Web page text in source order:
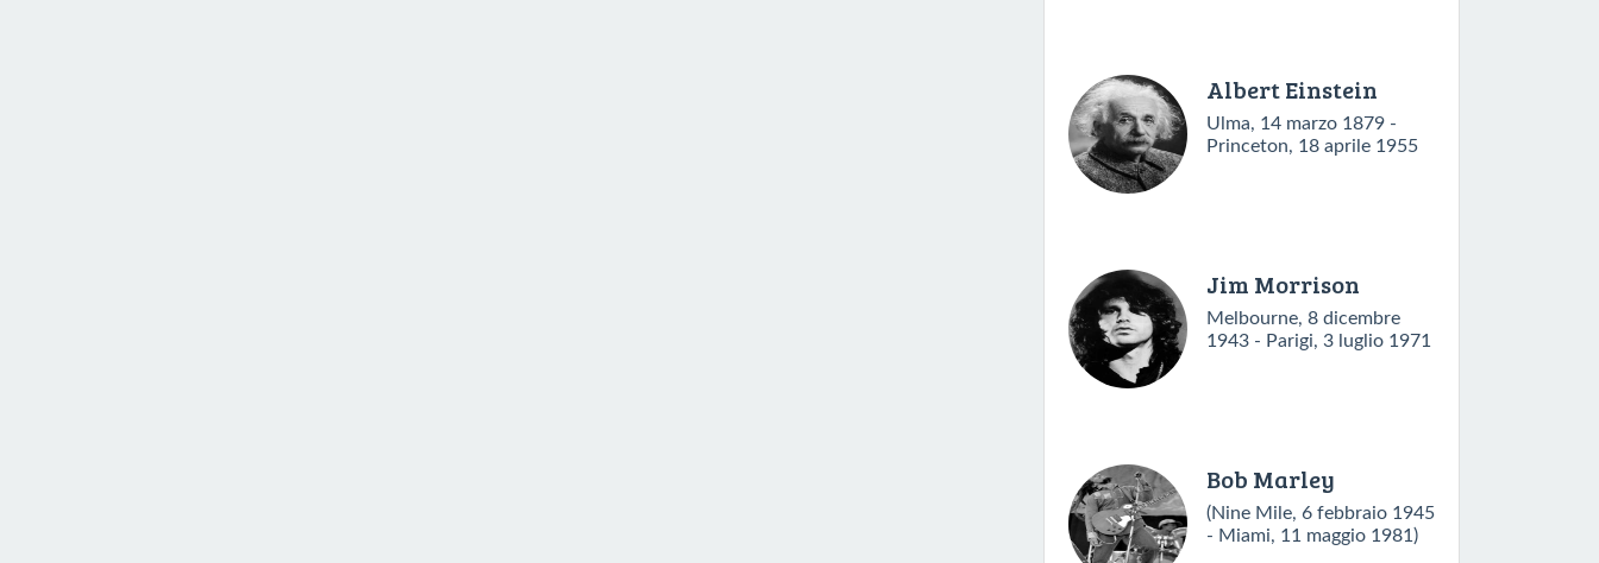
Albert Einstein
Ulma, 14 marzo 1879 -
Princeton, 18 aprile 1955
Jim Morrison
Melbourne, 8 dicembre
1943 - Parigi, 3 luglio 1971
Bob Marley
(Nine Mile, 6 febbraio 1945
- Miami, 11 maggio 1981)